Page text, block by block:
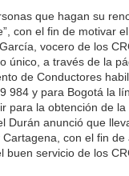
que hagan su
con el fin de motivar
vocero de los
a través de la
de Conductores
984 y para Bogotá la
para la obtención de la
Durán anunció que
con el fin
servicio de los